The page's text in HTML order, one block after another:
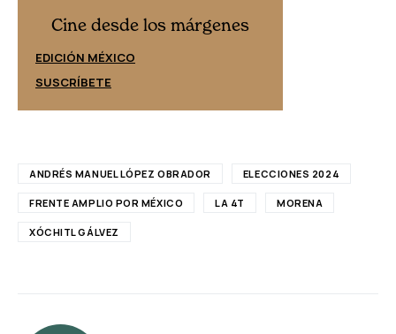
Cine desde los márgenes
EDICIÓN MÉXICO
SUSCRÍBETE
ANDRÉS MANUEL LÓPEZ OBRADOR ELECCIONES 2024
FRENTE AMPLIO POR MÉXICO LA 4T MORENA
XÓCHITL GÁLVEZ